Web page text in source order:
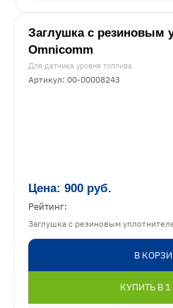
Заглушка с резиновым
Omnicomm
Для датчика уровня топлива
Артикул: 00-00008243
Цена: 900 руб.
Рейтинг:
Заглушка с резиновым
В
КУПИТЬ В